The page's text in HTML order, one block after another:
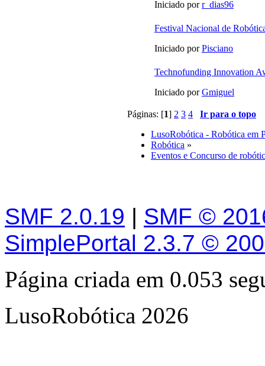
Iniciado porr_dias96
Festival Nacional de
Iniciado porPisciano
Technofunding Innovation
Iniciado porGmiguel
Páginas: [1] 2 3 4
Ir para o topo
LusoRobótica - Robótica em
Robótica »
Eventos e Concurso de
SMF 2.0.19 | SMF ©
SimplePortal 2.3.7 ©
Página criada em 0.053
LusoRobótica 2026